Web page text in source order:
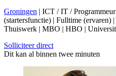
Groningen | ICT / IT /
(startersfunctie) | Fulltime (ervaren)
Thuiswerk | MBO | HBO |
Solliciteer direct
Dit kan al binnen twee minuten